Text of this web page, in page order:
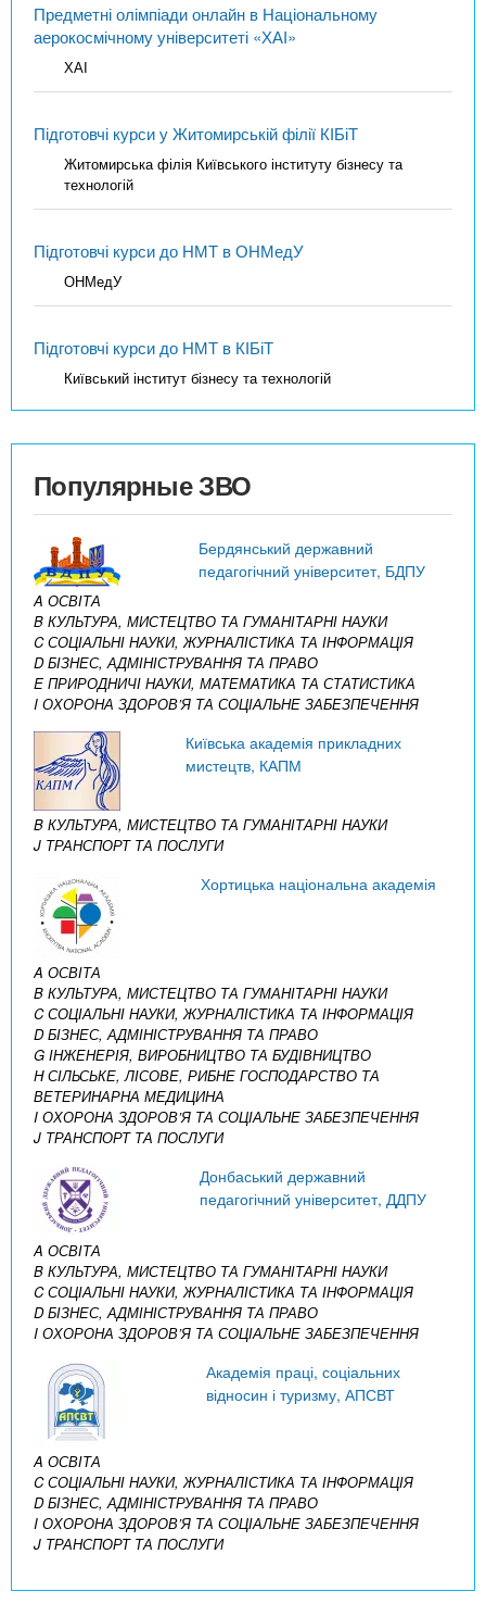
Предметні олімпіади онлайн в Національному
аерокосмічному університеті «ХАІ»
ХАІ
Підготовчі курси у Житомирській філії КІБіТ
Житомирська філія Київського інституту бізнесу та
технологій
Підготовчі курси до НМТ в ОНМедУ
ОНМедУ
Підготовчі курси до НМТ в КІБіТ
Київський інститут бізнесу та технологій
Популярные ЗВО
Бердянський державний
педагогічний університет, БДПУ
A ОСВІТА
B КУЛЬТУРА, МИСТЕЦТВО ТА ГУМАНІТАРНІ НАУКИ
C СОЦІАЛЬНІ НАУКИ, ЖУРНАЛІСТИКА ТА ІНФОРМАЦІЯ
D БІЗНЕС, АДМІНІСТРУВАННЯ ТА ПРАВО
E ПРИРОДНИЧІ НАУКИ, МАТЕМАТИКА ТА СТАТИСТИКА
I ОХОРОНА ЗДОРОВ’Я ТА СОЦІАЛЬНЕ ЗАБЕЗПЕЧЕННЯ
Київська академія прикладних
мистецтв, КАПМ
B КУЛЬТУРА, МИСТЕЦТВО ТА ГУМАНІТАРНІ НАУКИ
J ТРАНСПОРТ ТА ПОСЛУГИ
Хортицька національна академія
A ОСВІТА
B КУЛЬТУРА, МИСТЕЦТВО ТА ГУМАНІТАРНІ НАУКИ
C СОЦІАЛЬНІ НАУКИ, ЖУРНАЛІСТИКА ТА ІНФОРМАЦІЯ
D БІЗНЕС, АДМІНІСТРУВАННЯ ТА ПРАВО
G ІНЖЕНЕРІЯ, ВИРОБНИЦТВО ТА БУДІВНИЦТВО
H СІЛЬСЬКЕ, ЛІСОВЕ, РИБНЕ ГОСПОДАРСТВО ТА
ВЕТЕРИНАРНА МЕДИЦИНА
I ОХОРОНА ЗДОРОВ’Я ТА СОЦІАЛЬНЕ ЗАБЕЗПЕЧЕННЯ
J ТРАНСПОРТ ТА ПОСЛУГИ
Донбаський державний
педагогічний університет, ДДПУ
A ОСВІТА
B КУЛЬТУРА, МИСТЕЦТВО ТА ГУМАНІТАРНІ НАУКИ
C СОЦІАЛЬНІ НАУКИ, ЖУРНАЛІСТИКА ТА ІНФОРМАЦІЯ
D БІЗНЕС, АДМІНІСТРУВАННЯ ТА ПРАВО
I ОХОРОНА ЗДОРОВ’Я ТА СОЦІАЛЬНЕ ЗАБЕЗПЕЧЕННЯ
Академія праці, соціальних
відносин і туризму, АПСВТ
A ОСВІТА
C СОЦІАЛЬНІ НАУКИ, ЖУРНАЛІСТИКА ТА ІНФОРМАЦІЯ
D БІЗНЕС, АДМІНІСТРУВАННЯ ТА ПРАВО
I ОХОРОНА ЗДОРОВ’Я ТА СОЦІАЛЬНЕ ЗАБЕЗПЕЧЕННЯ
J ТРАНСПОРТ ТА ПОСЛУГИ